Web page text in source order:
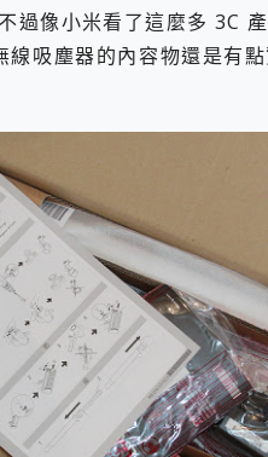
過像小米看了這麼多 3C
吸塵器的內容物還是有